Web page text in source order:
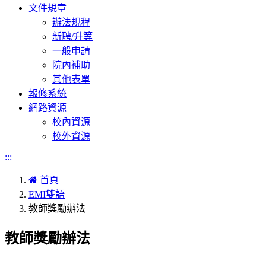
文件規章
辦法規程
新聘/升等
一般申請
院內補助
其他表單
報修系統
網路資源
校內資源
校外資源
:::
首頁
EMI雙語
教師獎勵辦法
教師獎勵辦法